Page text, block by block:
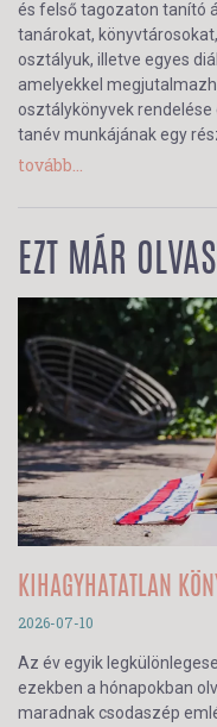
és felső tagozaton tanító
tanárokat,
osztályuk, illetve egyes
amelyekkel
osztálykönyvek
tanév munkájának egy
tovább...
EZT MÁR
KIHAGYHATATLAN
2026-07-10
Az év egyik
ezekben a hónapokban
maradnak csodaszép